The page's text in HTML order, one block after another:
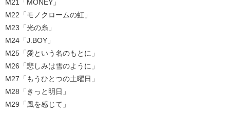
M21「MONEY」
M22「モノクロームの虹」
M23「光の糸」
M24「J.BOY」
M25「愛という名のもとに」
M26「悲しみは雪のように」
M27「もうひとつの土曜日」
M28「きっと明日」
M29「風を感じて」